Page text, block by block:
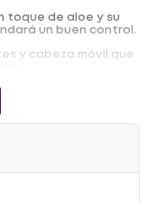
toque de aloe y su
un buen control.
y cabeza móvil que